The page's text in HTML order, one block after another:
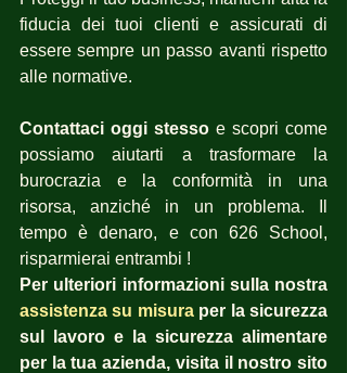
fiducia dei tuoi clienti e assicurati di
essere sempre un passo avanti rispetto
alle normative.
Contattaci oggi stesso e scopri come
possiamo aiutarti a trasformare la
burocrazia e la conformità in una
risorsa, anziché in un problema. Il
tempo è denaro, e con 626 School,
risparmierai entrambi !
assistenza su misura per la sicurezza
sul lavoro e la sicurezza alimentare
per la tua azienda, visita il nostro sito